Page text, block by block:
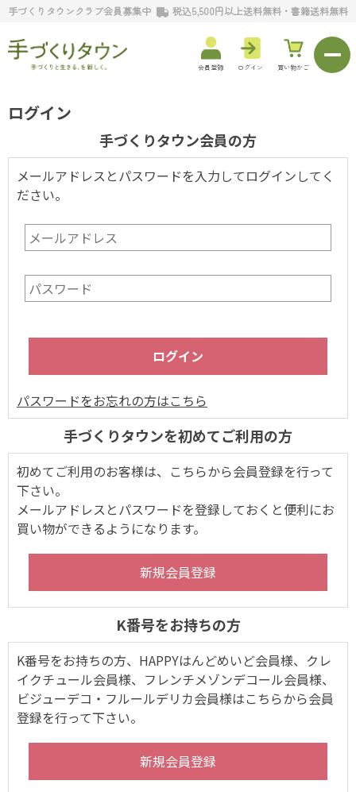
手づくりタウンクラブ会員募集中 税込5,500円以上送料無料・書籍送料無料
会員登録 ログイン 買い物かご
ログイン
手づくりタウン会員の方
メールアドレスとパスワードを入力してログインしてく
ださい。
パスワードをお忘れの方はこちら
手づくりタウンを初めてご利用の方
初めてご利用のお客様は、こちらから会員登録を行って
下さい。
メールアドレスとパスワードを登録しておくと便利にお
買い物ができるようになります。
K番号をお持ちの方
K番号をお持ちの方、HAPPYはんどめいど会員様、クレ
イクチュール会員様、フレンチメゾンデコール会員様、
ビジューデコ・フルールデリカ会員様はこちらから会員
登録を行って下さい。